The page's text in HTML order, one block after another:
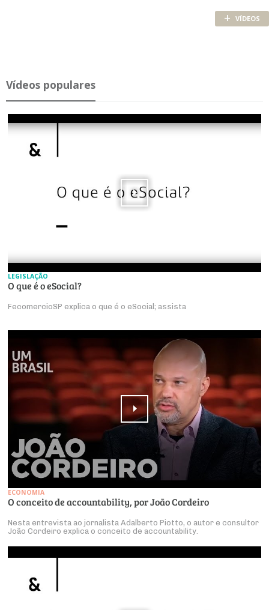
+ VÍDEOS
Ví­deos po­pu­lares
LEGISLAÇÃO
O que é o eSocial?
FecomercioSP explica o que é o eSocial; assista
ECONOMIA
O conceito de accountability, por João Cordeiro
Nesta entrevista ao jornalista Adalberto Piotto, o autor e consultor
João Cordeiro explica o conceito de accountability.